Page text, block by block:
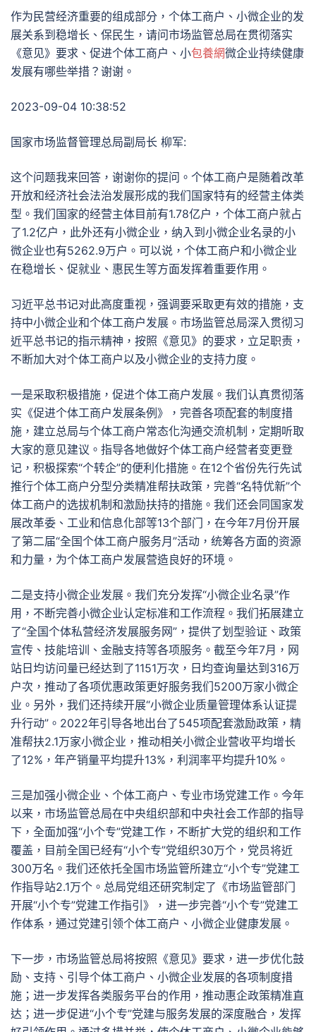
作为民营经济重要的组成部分，个体工商户、小微企业的发
展关系到稳增长、保民生，请问市场监管总局在贯彻落实
《意见》要求、促进个体工商户、小包養網微企业持续健康
发展有哪些举措？谢谢。
2023-09-04 10:38:52
国家市场监督管理总局副局长 柳军:
这个问题我来回答，谢谢你的提问。个体工商户是随着改革
开放和经济社会法治发展形成的我们国家特有的经营主体类
型。我们国家的经营主体目前有1.78亿户，个体工商户就占
了1.2亿户，此外还有小微企业，纳入到小微企业名录的小
微企业也有5262.9万户。可以说，个体工商户和小微企业
在稳增长、促就业、惠民生等方面发挥着重要作用。
习近平总书记对此高度重视，强调要采取更有效的措施，支
持中小微企业和个体工商户发展。市场监管总局深入贯彻习
近平总书记的指示精神，按照《意见》的要求，立足职责，
不断加大对个体工商户以及小微企业的支持力度。
一是采取积极措施，促进个体工商户发展。我们认真贯彻落
实《促进个体工商户发展条例》，完善各项配套的制度措
施，建立总局与个体工商户常态化沟通交流机制，定期听取
大家的意见建议。指导各地做好个体工商户经营者变更登
记，积极探索“个转企”的便利化措施。在12个省份先行先试
推行个体工商户分型分类精准帮扶政策，完善“名特优新”个
体工商户的选拔机制和激励扶持的措施。我们还会同国家发
展改革委、工业和信息化部等13个部门，在今年7月份开展
了第二届“全国个体工商户服务月”活动，统筹各方面的资源
和力量，为个体工商户发展营造良好的环境。
二是支持小微企业发展。我们充分发挥“小微企业名录”作
用，不断完善小微企业认定标准和工作流程。我们拓展建立
了“全国个体私营经济发展服务网”，提供了划型验证、政策
宣传、技能培训、金融支持等各项服务。截至今年7月，网
站日均访问量已经达到了1151万次，日均查询量达到316万
户次，推动了各项优惠政策更好服务我们5200万家小微企
业。另外，我们还持续开展“小微企业质量管理体系认证提
升行动”。2022年引导各地出台了545项配套激励政策，精
准帮扶2.1万家小微企业，推动相关小微企业营收平均增长
了12%，年产销量平均提升13%，利润率平均提升10%。
三是加强小微企业、个体工商户、专业市场党建工作。今年
以来，市场监管总局在中央组织部和中央社会工作部的指导
下，全面加强“小个专”党建工作，不断扩大党的组织和工作
覆盖，目前全国已经有“小个专”党组织30万个，党员将近
300万名。我们还依托全国市场监管所建立“小个专”党建工
作指导站2.1万个。总局党组还研究制定了《市场监管部门
开展“小个专”党建工作指引》，进一步完善“小个专”党建工
作体系，通过党建引领个体工商户、小微企业健康发展。
下一步，市场监管总局将按照《意见》要求，进一步优化鼓
励、支持、引导个体工商户、小微企业发展的各项制度措
施；进一步发挥各类服务平台的作用，推动惠企政策精准直
达；进一步促进“小个专”党建与服务发展的深度融合，发挥